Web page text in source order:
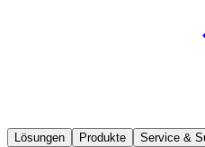
Lösungen Produkte Service &